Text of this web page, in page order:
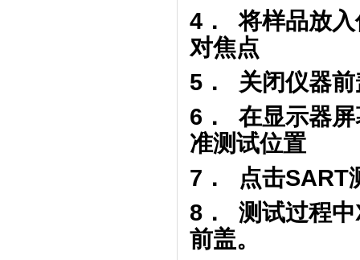
4． 将样品放入
对焦点
5． 关闭仪器
6． 在显示器屏
准测试位置
7． 点击SART
8． 测试过程中
前盖。